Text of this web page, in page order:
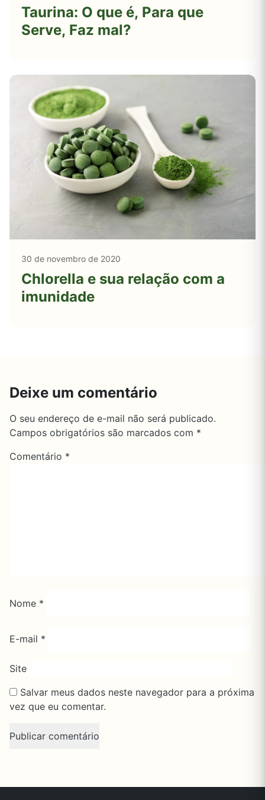
Taurina: O que é, Para que
Serve, Faz mal?
30 de novembro de 2020
Chlorella e sua relação com a
imunidade
Deixe um comentário
O seu endereço de e-mail não será publicado.
Campos obrigatórios são marcados com *
Comentário *
Nome *
E-mail *
Site
Salvar meus dados neste navegador para a próxima
vez que eu comentar.